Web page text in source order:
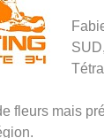
fleurs mais